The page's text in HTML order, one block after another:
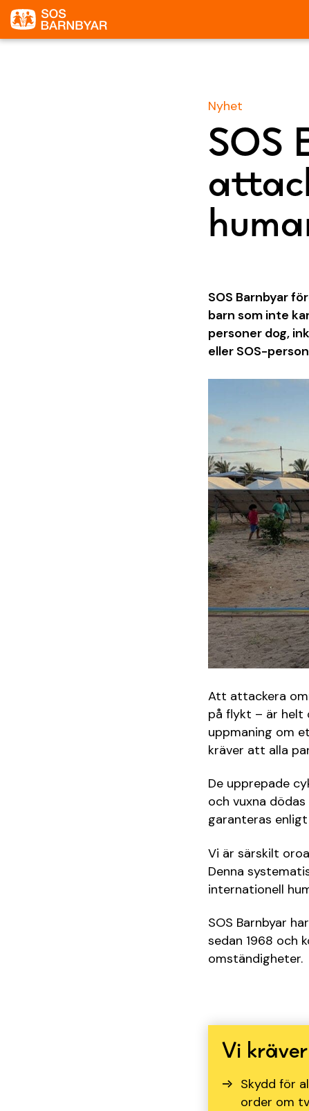
Nyhet
SOS
SOS Barnbyar
barn som inte
personer dog,
eller SOS-
Att attackera
på flykt – är helt
uppmaning om
kräver att alla
De upprepade
och vuxna
garanteras
Vi är särskilt
Denna
internationell
SOS Barnbyar
sedan 1968 och
omständigheter.
Vi
Skydd för
order om